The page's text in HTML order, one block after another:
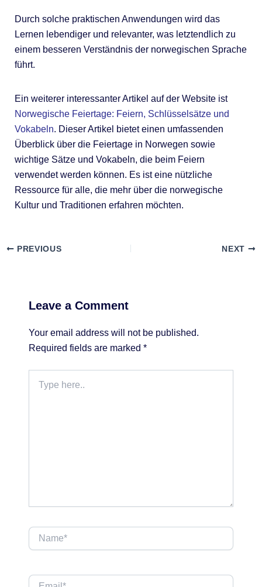
Durch solche praktischen Anwendungen wird das
Lernen lebendiger und relevanter, was letztendlich zu
einem besseren Verständnis der norwegischen Sprache
führt.
Ein weiterer interessanter Artikel auf der Website ist
Norwegische Feiertage: Feiern, Schlüsselsätze und
Vokabeln. Dieser Artikel bietet einen umfassenden
Überblick über die Feiertage in Norwegen sowie
wichtige Sätze und Vokabeln, die beim Feiern
verwendet werden können. Es ist eine nützliche
Ressource für alle, die mehr über die norwegische
Kultur und Traditionen erfahren möchten.
PREVIOUS NEXT
Leave a Comment
Your email address will not be published.
Required fields are marked *
here..
Name*
Email*